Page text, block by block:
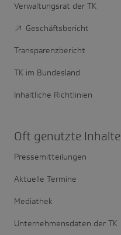
Verwaltungsrat der TK
Geschäftsbericht
Transparenzbericht
TK im Bundesland
Inhaltliche Richtlinien
Oft genutzte Inhalte
Pressemitteilungen
Aktuelle Termine
Mediathek
Unternehmensdaten der TK